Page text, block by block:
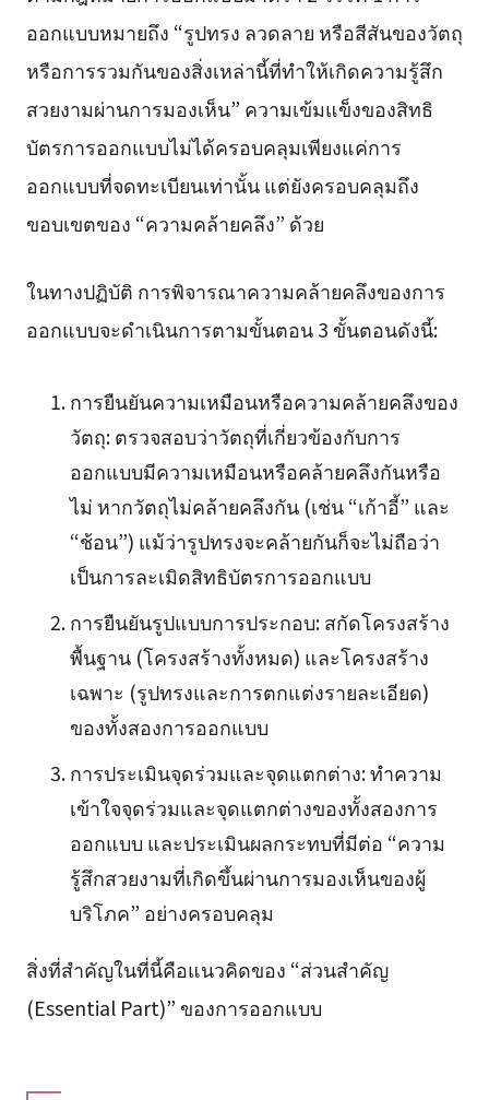
ออกแบบหมายถึง “รูปทรง ลวดลาย หรือสีสันของวัตถุ
หรือการรวมกันของสิ่งเหล่านี้ที่ทำให้เกิดความรู้สึก
สวยงามผ่านการมองเห็น” ความเข้มแข็งของสิทธิ
บัตรการออกแบบไม่ได้ครอบคลุมเพียงแค่การ
ออกแบบที่จดทะเบียนเท่านั้น แต่ยังครอบคลุมถึง
ขอบเขตของ “ความคล้ายคลึง” ด้วย
ในทางปฏิบัติ การพิจารณาความคล้ายคลึงของการ
ออกแบบจะดำเนินการตามขั้นตอน 3 ขั้นตอนดังนี้:
การยืนยันความเหมือนหรือความคล้ายคลึงของ
วัตถุ: ตรวจสอบว่าวัตถุที่เกี่ยวข้องกับการ
ออกแบบมีความเหมือนหรือคล้ายคลึงกันหรือ
ไม่ หากวัตถุไม่คล้ายคลึงกัน (เช่น “เก้าอี้” และ
“ช้อน”) แม้ว่ารูปทรงจะคล้ายกันก็จะไม่ถือว่า
เป็นการละเมิดสิทธิบัตรการออกแบบ
การยืนยันรูปแบบการประกอบ: สกัดโครงสร้าง
พื้นฐาน (โครงสร้างทั้งหมด) และโครงสร้าง
เฉพาะ (รูปทรงและการตกแต่งรายละเอียด)
ของทั้งสองการออกแบบ
การประเมินจุดร่วมและจุดแตกต่าง: ทำความ
เข้าใจจุดร่วมและจุดแตกต่างของทั้งสองการ
ออกแบบ และประเมินผลกระทบที่มีต่อ “ความ
รู้สึกสวยงามที่เกิดขึ้นผ่านการมองเห็นของผู้
บริโภค” อย่างครอบคลุม
สิ่งที่สำคัญในที่นี้คือแนวคิดของ “ส่วนสำคัญ
(Essential Part)” ของการออกแบบ